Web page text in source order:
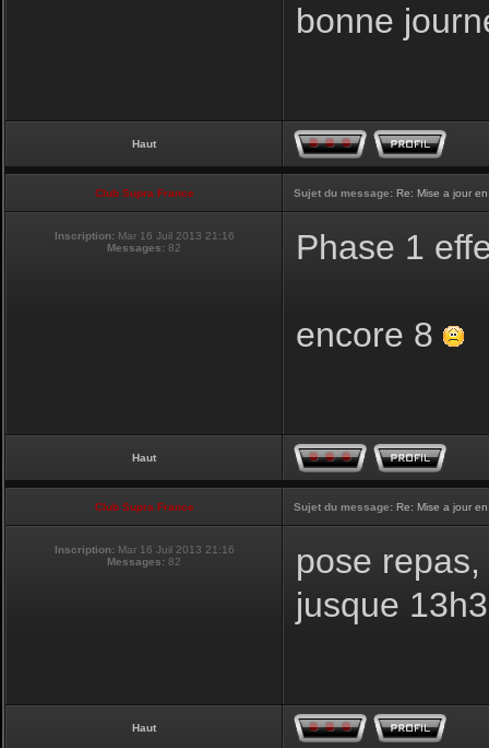
bonne
Haut
Club Supra France Sujet du message: Re: Mise a jour
Inscription: Mar 16 Juil 2013 21:16
Messages: 82 Phase 1
encore 8
Haut
Club Supra France Sujet du message: Re: Mise a jour
Inscription: Mar 16 Juil 2013 21:16
Messages: 82
pose
jusque
Haut